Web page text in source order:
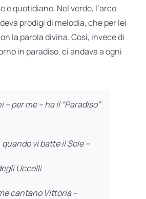
e quotidiano. Nel verde, l’arco
prodigi di melodia, che per lei
la parola divina. Così, invece di
in paradiso, ci andava a ogni
– per me – ha il “Paradiso”
vi batte il Sole –
Uccelli
cantano Vittoria –